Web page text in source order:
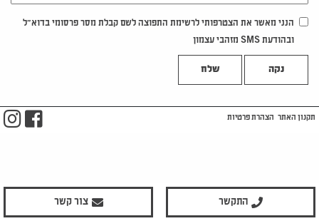
הנני מאשר את הצטרפותי לרשימת התפוצה לשם קבלת מסר פרסומי בדוא"ל
ובהודעת SMS מזהבי עצמון
נקה
התקשר צור קשר
תקנון האתר הצהרת פרטיות